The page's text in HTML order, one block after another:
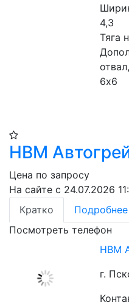
4,3
Тяга
6х6
HBM
Цена по запросу
На сайте с 24.07.2026
Кратко
Подробнее
Посмотреть телефон
HBM
г.